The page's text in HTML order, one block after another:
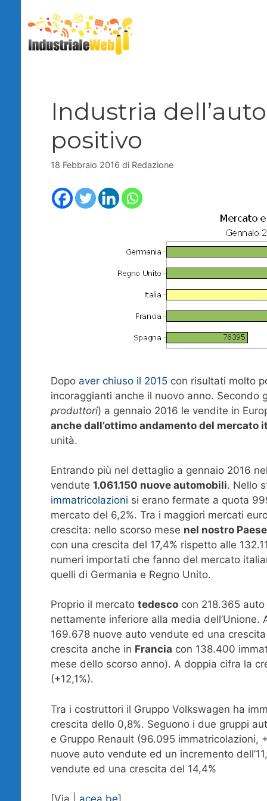
contenuto
Industria
positivo
18 Febbraio 2016 di Redazione
Dopo aver chiuso il 2015con risultati molto
incoraggianti anche il nuovo anno. Secondo
produttori) a gennaio 2016 le vendite in
anche dall’ottimo andamento del mercato
unità.
Entrando più nel dettaglio a gennaio 2016
vendute 1.061.150 nuove automobili. Nello
immatricolazioni si erano fermate a quota
mercato del 6,2%. Tra i maggiori mercati
crescita: nello scorso mese nel nostro
con una crescita del 17,4% rispetto alle
numeri importati che fanno del mercato
quelli di Germania e Regno Unito.
Proprio il mercato tedescocon 218.365 auto
nettamente inferiore alla media dell’Unione.
169.678 nuove auto vendute ed una
crescita anche in Francia con 138.400
mese dello scorso anno). A doppia cifra la
(+12,1%).
Tra i costruttori il Gruppo Volkswagen ha
crescita dello 0,8%. Seguono i due gruppi
e Gruppo Renault (96.095 immatricolazioni,
nuove auto vendute ed un incremento
vendute ed una crescita del 14,4%